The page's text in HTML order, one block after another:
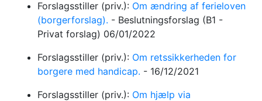
Forslagsstiller (priv.): Om ændring af ferieloven
(borgerforslag). - Beslutningsforslag (B1 -
Privat forslag) 06/01/2022
Forslagsstiller (priv.): Om retssikkerheden for
borgere med handicap. - 16/12/2021
Forslagsstiller (priv.): Om hjælp via